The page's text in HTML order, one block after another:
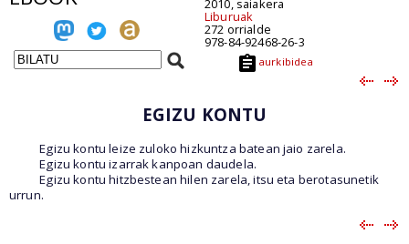
Liburuak
272 orrialde
978-84-92468-26-3
aurkibidea
EGIZU KONTU
Egizu kontu leize zuloko hizkuntza batean jaio zarela.
Egizu kontu izarrak kanpoan daudela.
Egizu kontu hitzbestean hilen zarela, itsu eta berotasunetik
urrun.